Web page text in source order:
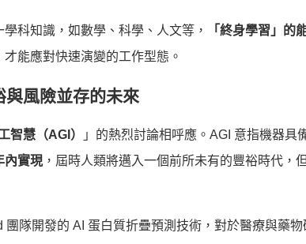
科知識，如數學、科學、人文等， 「終身學習」的
能應對快速演變的工作型態。
與風險並存的未來
智慧（AGI）
」的熱烈討論相呼應。AGI 意指機器具
內實現 ，屆時人類將邁入一個前所未有的豐裕時代，
隊開發的 AI 蛋白質折疊預測技術，對於醫療與藥